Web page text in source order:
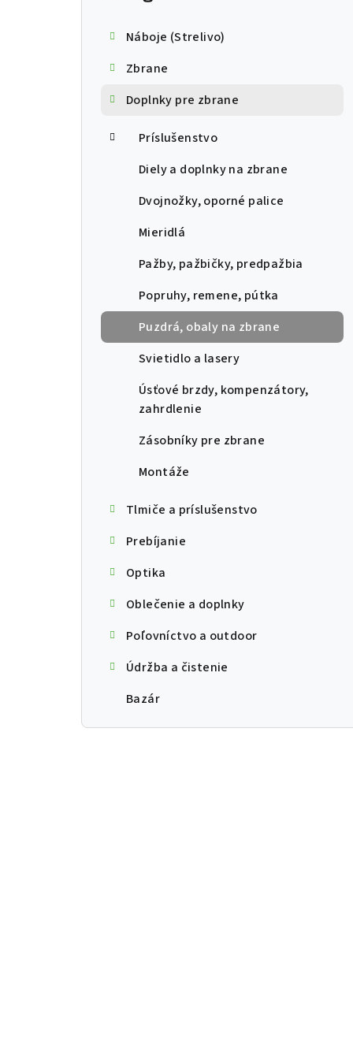
Náboje (Strelivo)
Zbrane
Doplnky pre zbrane
Príslušenstvo
Diely a doplnky na zbrane
Dvojnožky, oporné palice
Mieridlá
Pažby, pažbičky, predpažbia
Popruhy, remene, pútka
Puzdrá, obaly na zbrane
Svietidlo a lasery
Úsťové brzdy, kompenzátory,
zahrdlenie
Zásobníky pre zbrane
Montáže
Tlmiče a príslušenstvo
Prebíjanie
Optika
Oblečenie a doplnky
Poľovníctvo a outdoor
Údržba a čistenie
Bazár